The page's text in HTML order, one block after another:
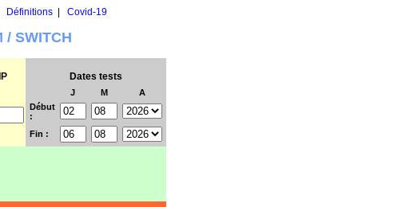
Définitions| Covid-19
SWITCH
Dates tests
J M
A
Début
:
Fin :